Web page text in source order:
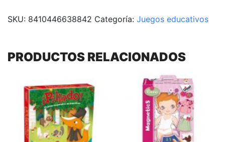
SKU: 8410446638842 Categoría: Juegos educativos
PRODUCTOS RELACIONADOS